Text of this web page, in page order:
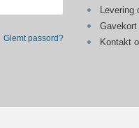
Glemt passord?
Gavekort
Kontakt